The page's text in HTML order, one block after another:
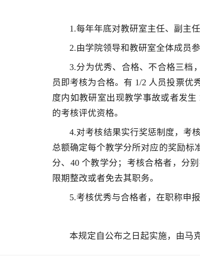
1.每年年底对教研室主任、副主
2.由学院领导和教研室全体成员参
3.分为优秀、合格、不合格三档
员即考核为合格。有 1/2 人员投票优
度内如教研室出现教学事故或者发
的考核评优资格。
4.对考核结果实行奖惩制度，考
总额确定每个教学分所对应的奖励标
分、40 个教学分；考核合格者，分
限期整改或者免去其职务。
5.考核优秀与合格者，在职称申
本规定自公布之日起实施，由马